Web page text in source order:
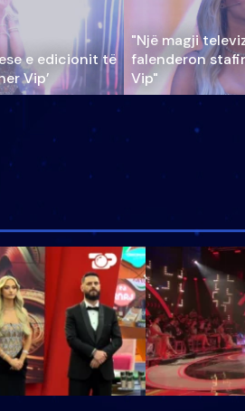
e edicionit të
Vip’
"Një magji
falenderon
Vip"